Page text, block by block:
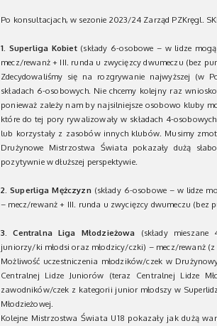
Po konsultacjach, w sezonie 2023/24 Zarząd PZKręgl.
1. Superliga Kobiet(składy 6-osobowe – w lidze
mecz/rewanż + III. runda u zwycięzcy dwumeczu (bez
Zdecydowaliśmy się na rozgrywanie najwyższej (w
składach 6-osobowych. Nie chcemy kolejny raz
ponieważ zależy nam by najsilniejsze osobowo kluby
które do tej pory rywalizowały w składach 4-
lub korzystały z zasobów innych klubów. Musimy
Drużynowe Mistrzostwa Świata pokazały dużą
pozytywnie w dłuższej perspektywie.
2. Superliga Mężczyzn(składy 6-osobowe – w lidze
– mecz/rewanż + III. runda u zwycięzcy dwumeczu (bez
3. Centralna Liga Młodzieżowa (składy
juniorzy/ki młodsi oraz młodzicy/czki) – mecz/rewanż
Możliwość uczestniczenia młodzików/czek w
Centralnej Lidze Juniorów (teraz Centralnej Lidze
zawodników/czek z kategorii junior młodszy w
Młodzieżowej.
Kolejne Mistrzostwa Świata U18 pokazały jak dużą